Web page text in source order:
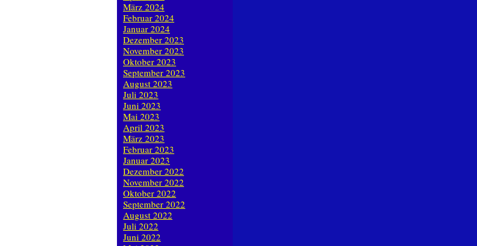
März 2024
Februar 2024
Januar 2024
Dezember 2023
November 2023
Oktober 2023
September 2023
August 2023
Juli 2023
Juni 2023
Mai 2023
April 2023
März 2023
Februar 2023
Januar 2023
Dezember 2022
November 2022
Oktober 2022
September 2022
August 2022
Juli 2022
Juni 2022